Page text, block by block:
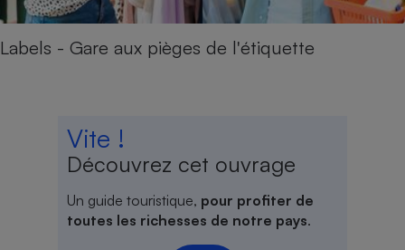
Labels - Gare aux pièges de l'étiquette
Vite !
Découvrez cet ouvrage
Un guide touristique, pour profiter de
toutes les richesses de notre pays.